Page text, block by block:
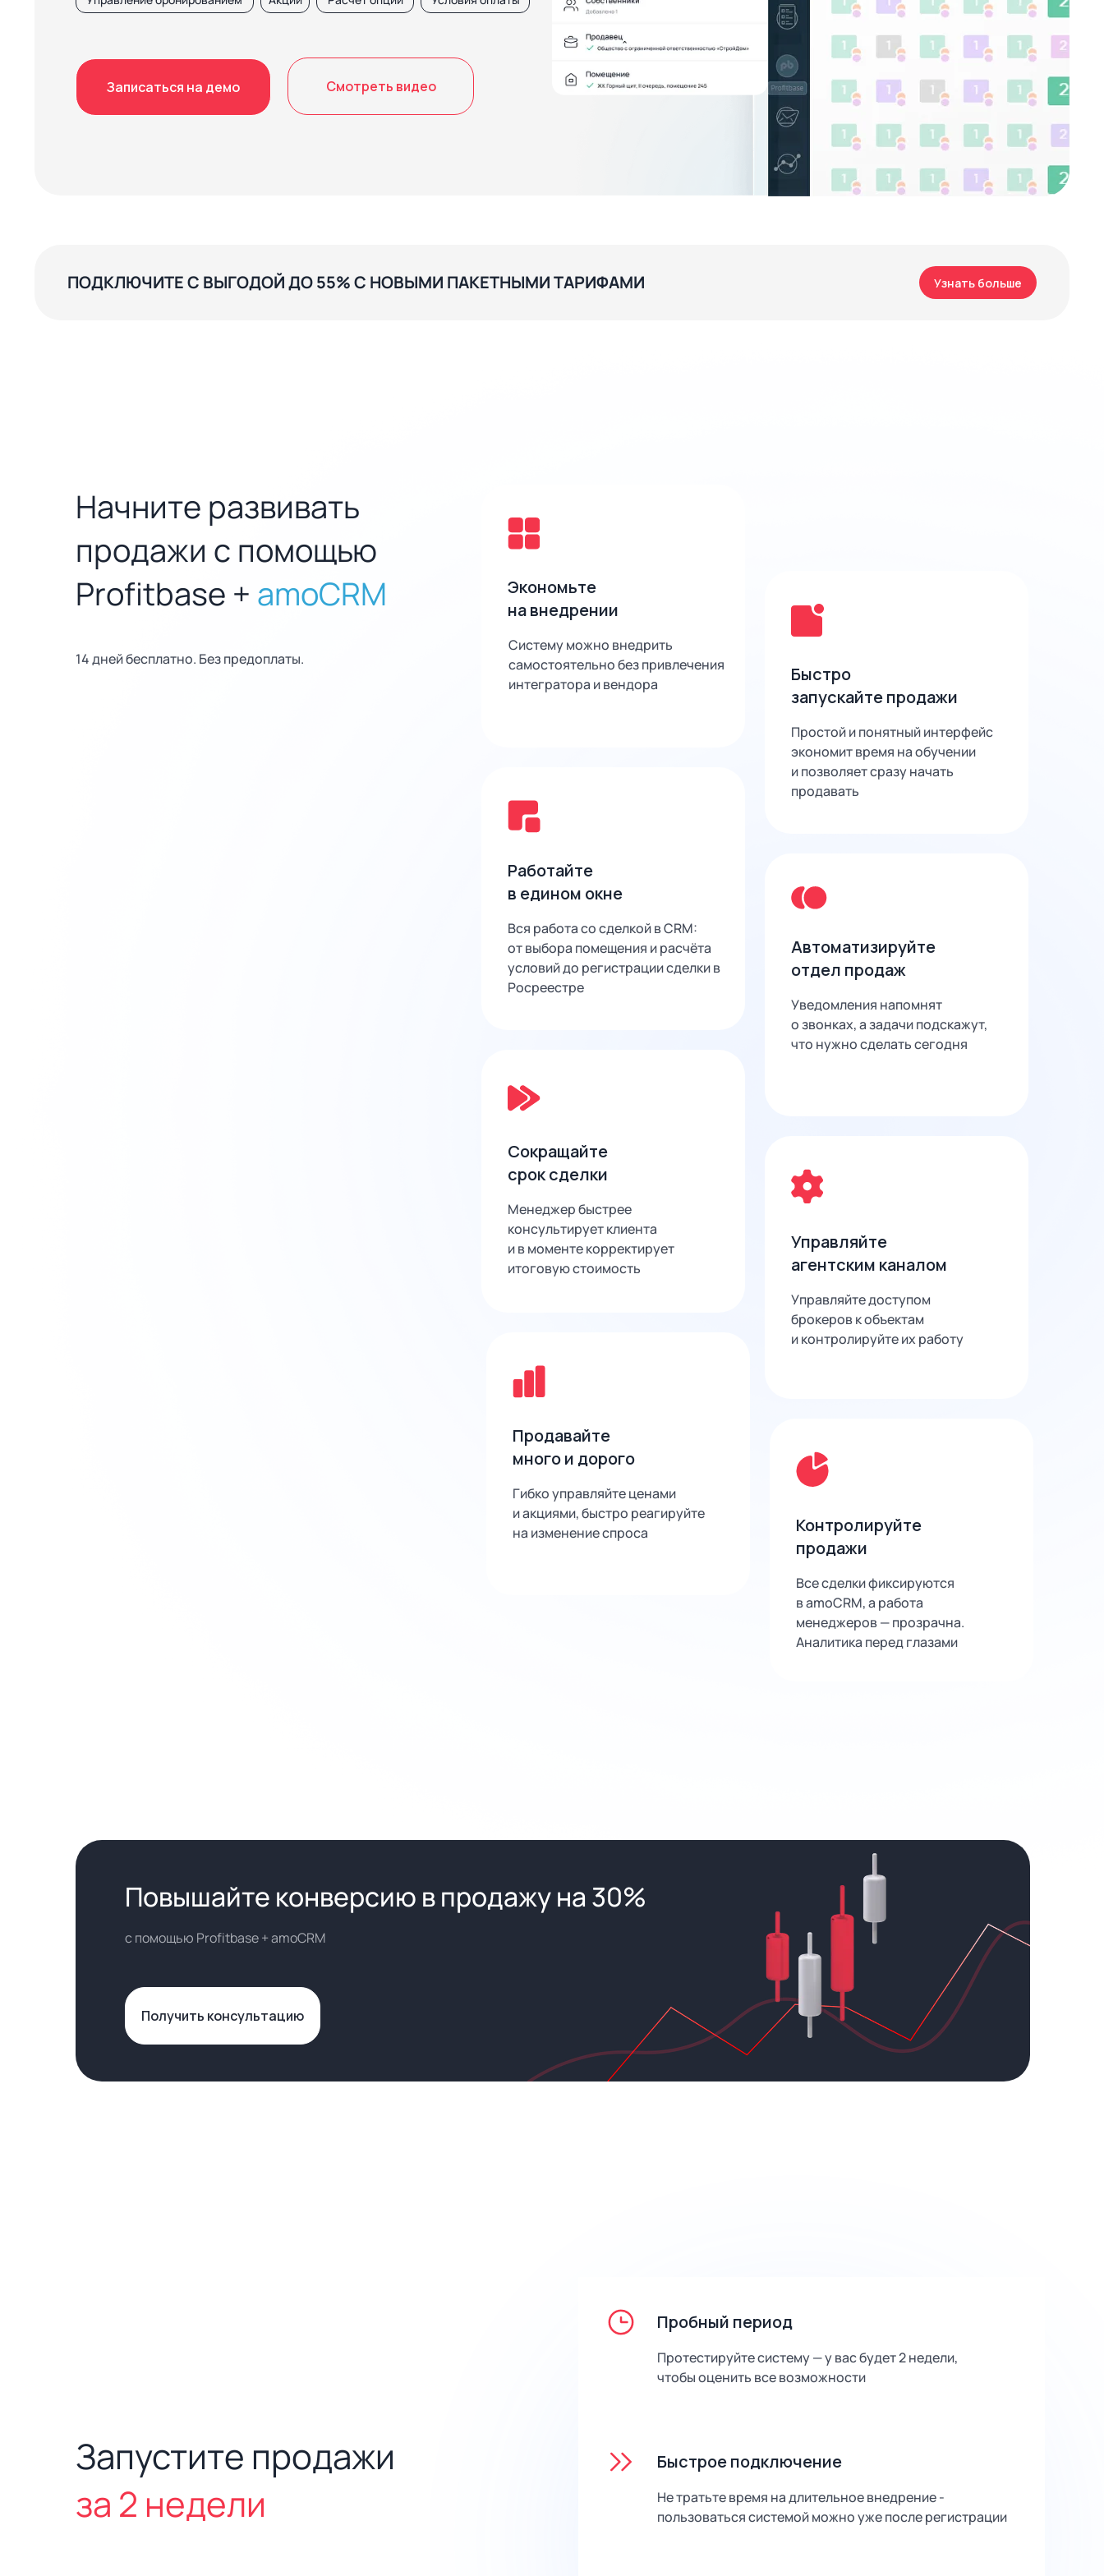
Записаться на демо Смотреть видео
ПОДКЛЮЧИТЕ С ВЫГОДОЙ ДО 55% С НОВЫМИ ПАКЕТНЫМИ ТАРИФАМИ Узнать больше
Начните развивать
продажи с помощью
Profitbase + amoCRM
14 дней бесплатно. Без предоплаты.
Управляйте доступом
брокеров к объектам
и контролируйте их работу
Управляйте
агентским каналом
Менеджер быстрее
консультирует клиента
и в моменте корректирует
итоговую стоимость
Сокращайте
срок сделки
Уведомления напомнят
о звонках, а задачи подскажут,
что нужно сделать сегодня
Автоматизируйте
отдел продаж
Вся работа со сделкой в CRM:
от выбора помещения и расчёта
условий до регистрации сделки в
Росреестре
Работайте
в едином окне
Простой и понятный интерфейс
экономит время на обучении
и позволяет сразу начать
продавать
Быстро
запускайте продажи
Систему можно внедрить
самостоятельно без привлечения
интегратора и вендора
Экономьте
на внедрении
Все сделки фиксируются
в amoCRM, а работа
менеджеров — прозрачна.
Аналитика перед глазами
Контролируйте
продажи
Гибко управляйте ценами
и акциями, быстро реагируйте
на изменение спроса
Продавайте
много и дорого
Получить консультацию
с помощью Profitbase + amoCRM
Повышайте конверсию в продажу на 30%
Запустите продажи
за 2 недели
Протестируйте систему — у вас будет 2 недели,
чтобы оценить все возможности
Пробный период
Не тратьте время на длительное внедрение -
пользоваться системой можно уже после регистрации
Быстрое подключение